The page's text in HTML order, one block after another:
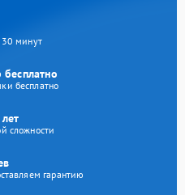
30 минут
бесплатно
сложности
гарантию